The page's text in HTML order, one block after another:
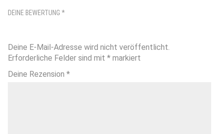
Deine E-Mail-Adresse wird nicht veröffentlicht.
Erforderliche Felder sind mit * markiert
DEINE BEWERTUNG *
Deine Rezension *